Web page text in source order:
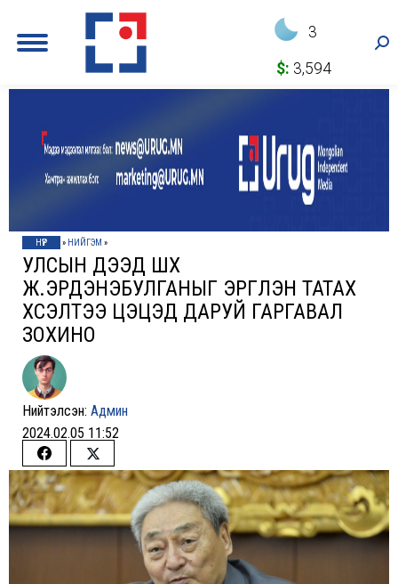
3
$: 3,594
НҮҮР » НИЙГЭМ »
УЛСЫН ДЭЭД ШҮҮХ
Ж.ЭРДЭНЭБУЛГАНЫГ ЭРГҮҮЛЭН ТАТАХ
ХҮСЭЛТЭЭ ЦЭЦЭД ДАРУЙ ГАРГАВАЛ
ЗОХИНО
Нийтэлсэн: Админ
2024.02.05 11:52
Share
on
Facebook
Share
on
Twitter